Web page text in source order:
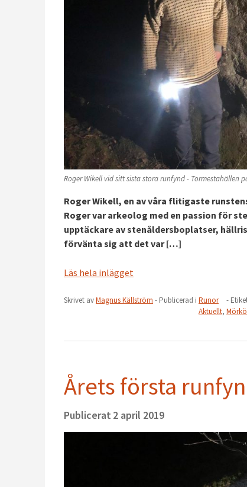
Roger Wikell vid sitt sista stora runfynd - Tormestahällen
Roger Wikell, en av våra flitigaste
Roger var arkeolog med en passion för
upptäckare av stenåldersboplatser,
förvänta sig att det var […]
Läs hela inlägget
Skrivet avMagnus Källström - Publicerad i Runor
-
Aktuellt, Mörkö
Årets första
Publicerat 2 april 2019